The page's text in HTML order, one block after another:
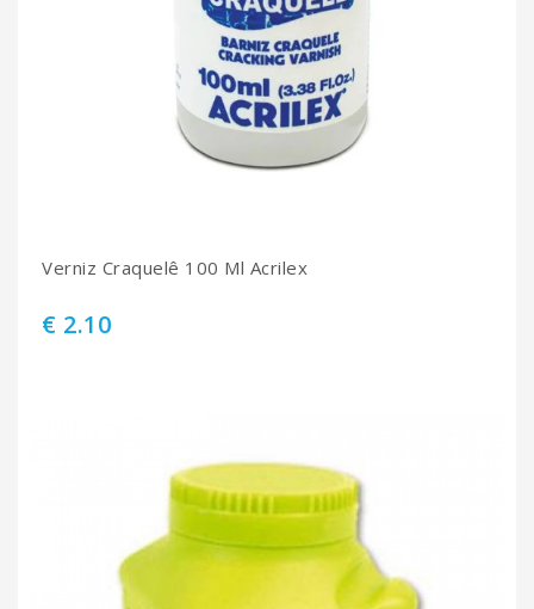
Verniz Craquelê 100 Ml Acrilex
€ 2.10